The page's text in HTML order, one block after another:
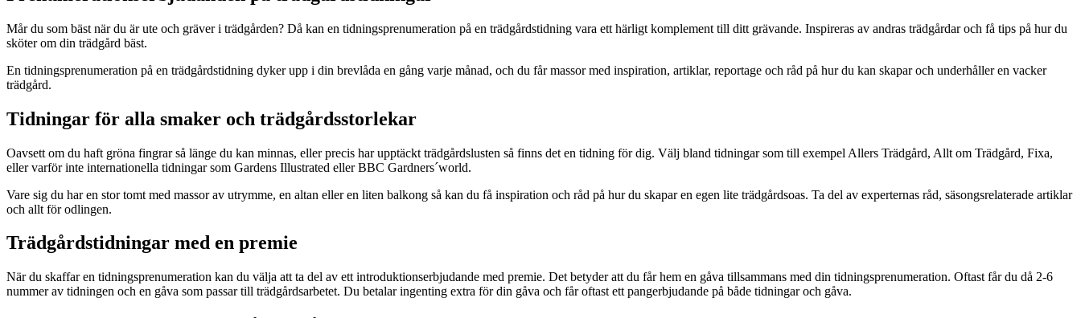
Mår du som bäst när du är ute och gräver i trädgården? Då kan en tidningsprenumeration på en trädgårdstidning vara ett härligt komplement till ditt grävande. Inspireras av andras trädgårdar och få tips på hur du
sköter om din trädgård bäst.
En tidningsprenumeration på en trädgårdstidning dyker upp i din brevlåda en gång varje månad, och du får massor med inspiration, artiklar, reportage och råd på hur du kan skapar och underhåller en vacker
trädgård.
Tidningar för alla smaker och trädgårdsstorlekar
Oavsett om du haft gröna fingrar så länge du kan minnas, eller precis har upptäckt trädgårdslusten så finns det en tidning för dig. Välj bland tidningar som till exempel Allers Trädgård, Allt om Trädgård, Fixa,
eller varför inte internationella tidningar som Gardens Illustrated eller BBC Gardners´world.
Vare sig du har en stor tomt med massor av utrymme, en altan eller en liten balkong så kan du få inspiration och råd på hur du skapar en egen lite trädgårdsoas. Ta del av experternas råd, säsongsrelaterade artiklar
och allt för odlingen.
Trädgårdstidningar med en premie
När du skaffar en tidningsprenumeration kan du välja att ta del av ett introduktionserbjudande med premie. Det betyder att du får hem en gåva tillsammans med din tidningsprenumeration. Oftast får du då 2-6
nummer av tidningen och en gåva som passar till trädgårdsarbetet. Du betalar ingenting extra för din gåva och får oftast ett pangerbjudande på både tidningar och gåva.